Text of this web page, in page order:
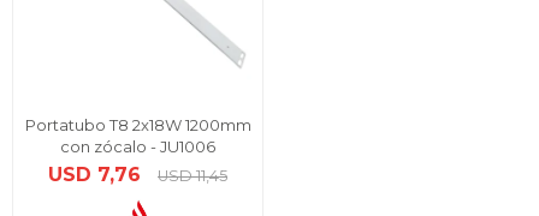
Portatubo T8 2x18W 1200mm
con zócalo - JU1006
USD 7,76 USD 11,45